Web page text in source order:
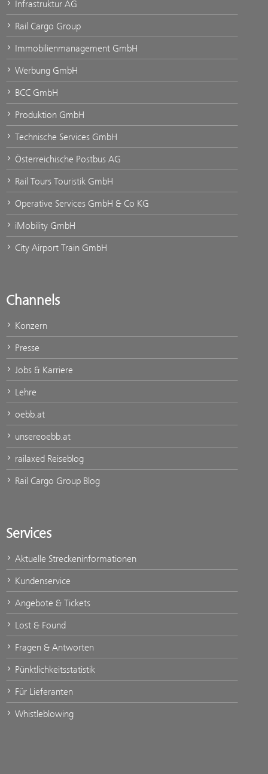
Infrastruktur AG
Rail Cargo Group
Immobilienmanagement GmbH
Werbung GmbH
BCC GmbH
Produktion GmbH
Technische Services GmbH
Österreichische Postbus AG
Rail Tours Touristik GmbH
Operative Services GmbH & Co KG
iMobility GmbH
City Airport Train GmbH
Channels
Konzern
Presse
Jobs & Karriere
Lehre
oebb.at
unsereoebb.at
railaxed Reiseblog
Rail Cargo Group Blog
Services
Aktuelle Streckeninformationen
Kundenservice
Angebote & Tickets
Lost & Found
Fragen & Antworten
Pünktlichkeitsstatistik
Für Lieferanten
Whistleblowing